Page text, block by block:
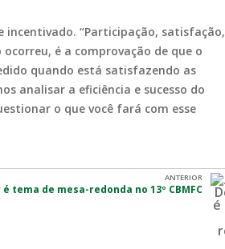
“Participação, satisfação,
é a comprovação de que o
quando está satisfazendo as
analisar a eficiência e sucesso do
o que você fará com esse
ANTERIOR
tema de mesa-redonda no 13º CBMFC